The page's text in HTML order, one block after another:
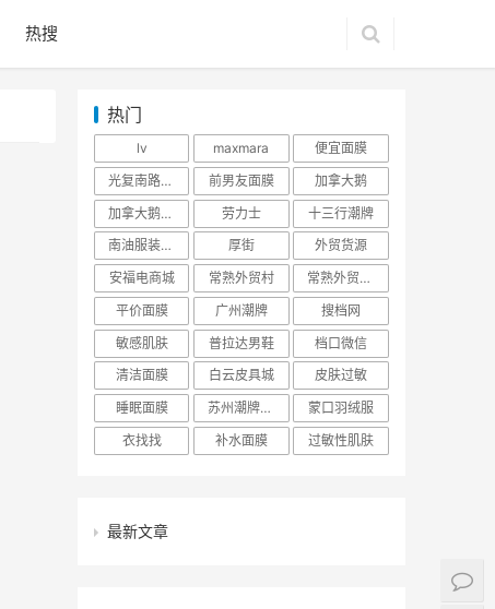
热搜
热门
lv maxmara
便宜面膜
光复南路潮牌
前男友面膜
加拿大鹅
加拿大鹅羽绒服
劳力士
十三行潮牌
南油服装批发市场
厚街
外贸货源
安福电商城
常熟外贸村
常熟外贸村货源
平价面膜
广州潮牌
搜档网
敏感肌肤
普拉达男鞋
档口微信
清洁面膜
白云皮具城
皮肤过敏
睡眠面膜
苏州潮牌货源
蒙口羽绒服
衣找找
补水面膜 过敏性肌肤
最新文章